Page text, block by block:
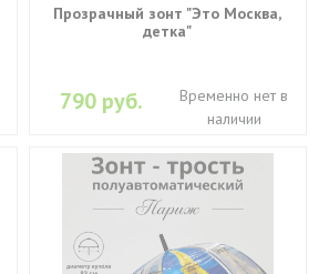
Прозрачный зонт "Это Москва,
детка"
790 руб.
Временно нет в
наличии